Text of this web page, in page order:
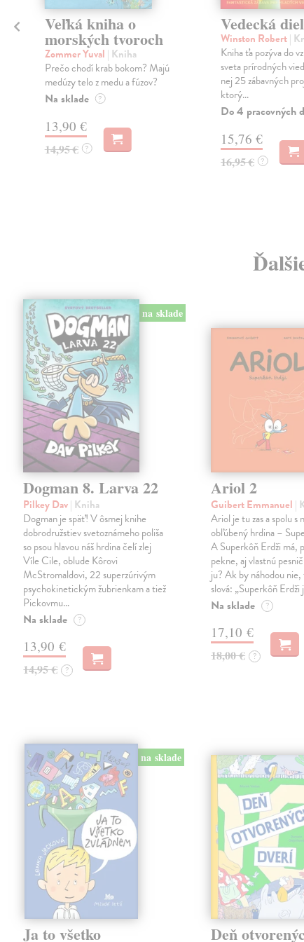
Veľká kniha o
morských tvoroch
Zommer Yuval | Kniha
Prečo chodí krab bokom? Majú
medúzy telo z medu a fúzov?
Na sklade ?
13,90 €
14,95 € ?
Vedecká
Winston Robert|
Kniha ťa pozýva do
sveta prírodných
nej 25 zábavných
ktorý...
Do 4 pracovných
15,76 €
16,95 € ?
na sklade
Dogman 8. Larva 22
Pilkey Dav| Kniha
Dogman je späť! V ôsmej knihe
dobrodružstiev svetoznámeho poliša
so psou hlavou náš hrdina čelí zlej
Víle Cile, oblude Kôrovi
McStromaldovi, 22 superzúrivým
psychokinetickým žubrienkam a tiež
Pickovmu…
Na sklade ?
13,90 €
14,95 € ?
Ariol 2
Guibert Emmanuel |
Ariol je tu zas a spolu s
obľúbený hrdina –
A Superkôň Erdži má,
pekne, aj vlastnú
ju? Ak by náhodou nie,
slová: „Superkôň
Na sklade ?
17,10 €
18,00 € ?
na sklade
Ja to všetko Deň